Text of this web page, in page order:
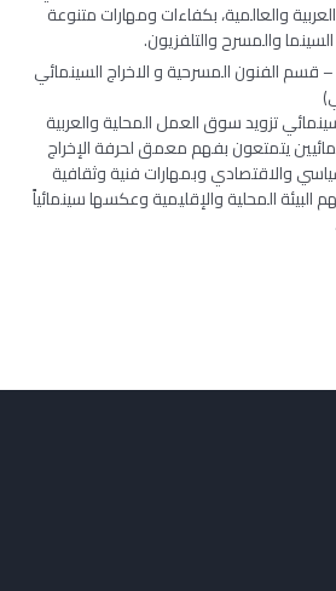
والعالمية، بكفاءات ومهارات متنوعة
والمسرح والتلفزيون.
قسم الفنون المسرحية و الاخراج السينمائي
تزويد سوق العمل المحلية والعربية
يتمتعون بفهم معمق لحرفة الإخراج
والاقتصادي وبمهارات فنية وثقافية
المحلية والإقليمية وعكسها سينمائياً